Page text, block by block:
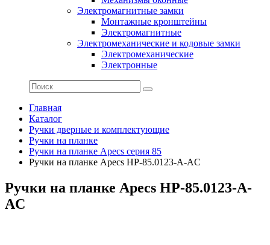
Электромагнитные замки
Монтажные кронштейны
Электромагнитные
Электромеханические и кодовые замки
Электромеханические
Электронные
Главная
Каталог
Ручки дверные и комплектующие
Ручки на планке
Ручки на планке Apecs серия 85
Ручки на планке Apecs HP-85.0123-A-AC
Ручки на планке Apecs HP-85.0123-A-
AC